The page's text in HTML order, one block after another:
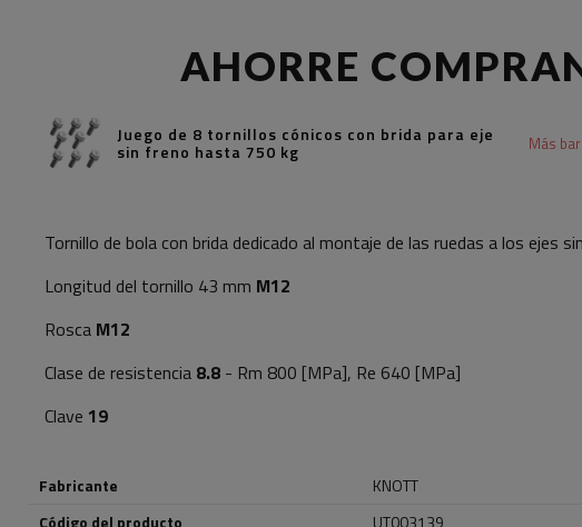
AHORRE
Juego de 8 tornillos cónicos con brida para eje
sin freno hasta 750 kg Más
Tornillo de bola con brida dedicado al montaje de las ruedas a los ejes
Longitud del tornillo 43 mm M12
Rosca M12
Clase de resistencia 8.8 - Rm 800 [MPa], Re 640 [MPa]
Clave 19
Fabricante
KNOTT
Código del producto
UT003139